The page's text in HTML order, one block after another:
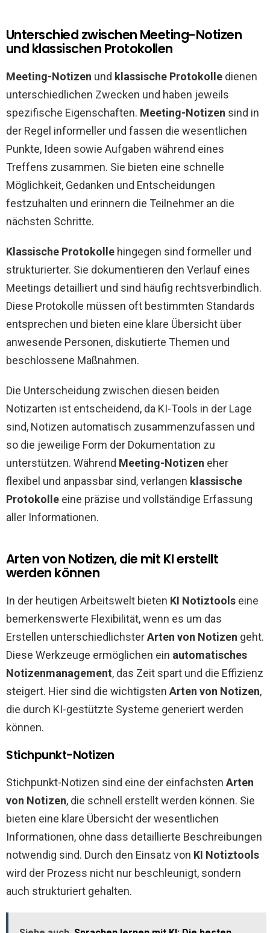
Unterschied zwischen Meeting-Notizen
und klassischen Protokollen
Meeting-Notizen und klassische Protokolle dienen
unterschiedlichen Zwecken und haben jeweils
spezifische Eigenschaften. Meeting-Notizen sind in
der Regel informeller und fassen die wesentlichen
Punkte, Ideen sowie Aufgaben während eines
Treffens zusammen. Sie bieten eine schnelle
Möglichkeit, Gedanken und Entscheidungen
festzuhalten und erinnern die Teilnehmer an die
nächsten Schritte.
Klassische Protokolle hingegen sind formeller und
strukturierter. Sie dokumentieren den Verlauf eines
Meetings detailliert und sind häufig rechtsverbindlich.
Diese Protokolle müssen oft bestimmten Standards
entsprechen und bieten eine klare Übersicht über
anwesende Personen, diskutierte Themen und
beschlossene Maßnahmen.
Die Unterscheidung zwischen diesen beiden
Notizarten ist entscheidend, da KI-Tools in der Lage
sind, Notizen automatisch zusammenzufassen und
so die jeweilige Form der Dokumentation zu
unterstützen. Während Meeting-Notizen eher
flexibel und anpassbar sind, verlangen klassische
Protokolle eine präzise und vollständige Erfassung
aller Informationen.
Arten von Notizen, die mit KI erstellt
werden können
In der heutigen Arbeitswelt bieten KI Notiztools eine
bemerkenswerte Flexibilität, wenn es um das
Erstellen unterschiedlichsterArten von Notizen geht.
Diese Werkzeuge ermöglichen ein automatisches
Notizenmanagement, das Zeit spart und die Effizienz
steigert. Hier sind die wichtigsten Arten von Notizen,
die durch KI-gestützte Systeme generiert werden
können.
Stichpunkt-Notizen
Stichpunkt-Notizen sind eine der einfachsten Arten
von Notizen, die schnell erstellt werden können. Sie
bieten eine klare Übersicht der wesentlichen
Informationen, ohne dass detaillierte Beschreibungen
notwendig sind. Durch den Einsatz von KI Notiztools
wird der Prozess nicht nur beschleunigt, sondern
auch strukturiert gehalten.